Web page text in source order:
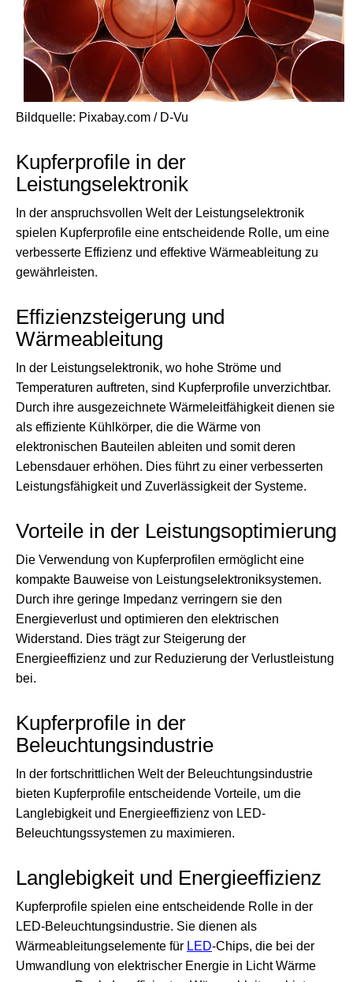
Bildquelle: Pixabay.com / D-Vu
Kupferprofile in der
Leistungselektronik
In der anspruchsvollen Welt der Leistungselektronik
spielen Kupferprofile eine entscheidende Rolle, um eine
verbesserte Effizienz und effektive Wärmeableitung zu
gewährleisten.
Effizienzsteigerung und
Wärmeableitung
In der Leistungselektronik, wo hohe Ströme und
Temperaturen auftreten, sind Kupferprofile unverzichtbar.
Durch ihre ausgezeichnete Wärmeleitfähigkeit dienen sie
als effiziente Kühlkörper, die die Wärme von
elektronischen Bauteilen ableiten und somit deren
Lebensdauer erhöhen. Dies führt zu einer verbesserten
Leistungsfähigkeit und Zuverlässigkeit der Systeme.
Vorteile in der Leistungsoptimierung
Die Verwendung von Kupferprofilen ermöglicht eine
kompakte Bauweise von Leistungselektroniksystemen.
Durch ihre geringe Impedanz verringern sie den
Energieverlust und optimieren den elektrischen
Widerstand. Dies trägt zur Steigerung der
Energieeffizienz und zur Reduzierung der Verlustleistung
bei.
Kupferprofile in der
Beleuchtungsindustrie
In der fortschrittlichen Welt der Beleuchtungsindustrie
bieten Kupferprofile entscheidende Vorteile, um die
Langlebigkeit und Energieeffizienz von LED-
Beleuchtungssystemen zu maximieren.
Langlebigkeit und Energieeffizienz
Kupferprofile spielen eine entscheidende Rolle in der
LED-Beleuchtungsindustrie. Sie dienen als
Wärmeableitungselemente für LED-Chips, die bei der
Umwandlung von elektrischer Energie in Licht Wärme